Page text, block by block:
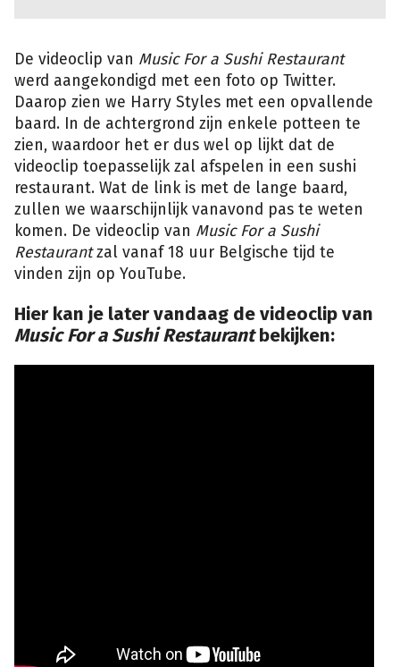
De videoclip van Music For a Sushi Restaurant
werd aangekondigd met een foto op Twitter.
Daarop zien we Harry Styles met een opvallende
baard. In de achtergrond zijn enkele potteen te
zien, waardoor het er dus wel op lijkt dat de
videoclip toepasselijk zal afspelen in een sushi
restaurant. Wat de link is met de lange baard,
zullen we waarschijnlijk vanavond pas te weten
komen. De videoclip van Music For a Sushi
Restaurantzal vanaf 18 uur Belgische tijd te
vinden zijn op YouTube.
Hier kan je later vandaag de videoclip van
Music For a Sushi Restaurantbekijken: